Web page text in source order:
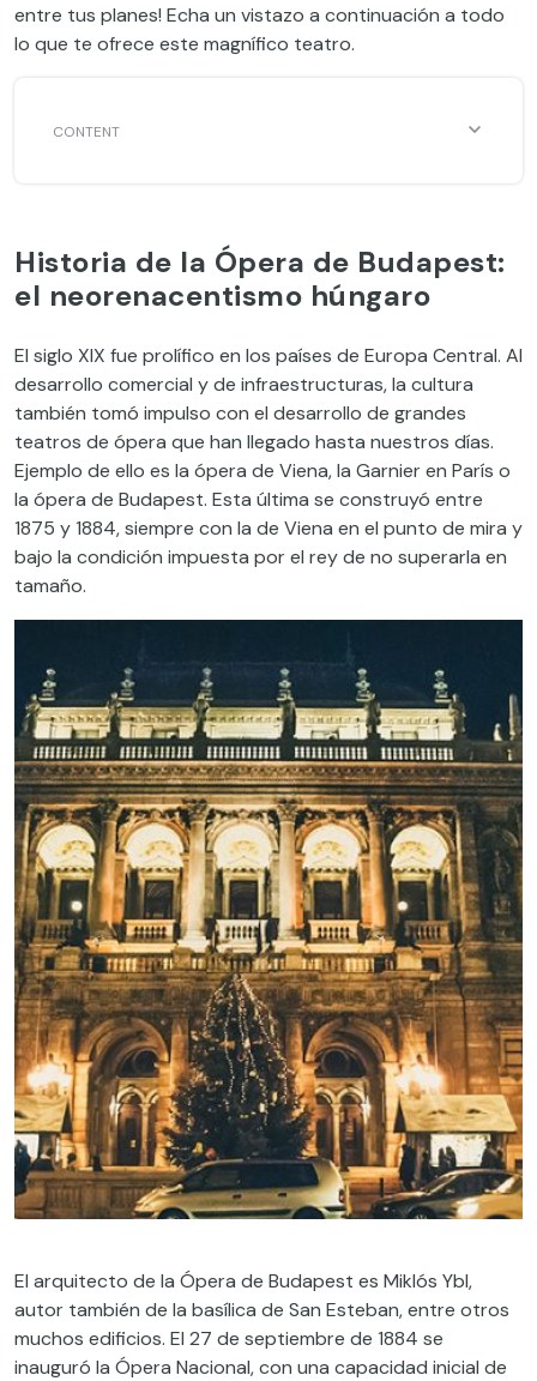
entre tus planes! Echa un vistazo a continuación a todo
lo que te ofrece este magnífico teatro.
Historia de la Ópera de Budapest:
el neorenacentismo húngaro
El siglo XIX fue prolífico en los países de Europa Central. Al
desarrollo comercial y de infraestructuras, la cultura
también tomó impulso con el desarrollo de grandes
teatros de ópera que han llegado hasta nuestros días.
Ejemplo de ello es la ópera de Viena, la Garnier en París o
la ópera de Budapest. Esta última se construyó entre
1875 y 1884, siempre con la de Viena en el punto de mira y
bajo la condición impuesta por el rey de no superarla en
tamaño.
El arquitecto de la Ópera de Budapest es Miklós Ybl,
autor también de la basílica de San Esteban, entre otros
muchos edificios. El 27 de septiembre de 1884 se
inauguró la Ópera Nacional, con una capacidad inicial de